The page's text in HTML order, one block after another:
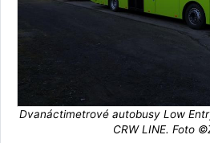
Dvanáctimetrové autobusy Low
CRW LINE. Foto